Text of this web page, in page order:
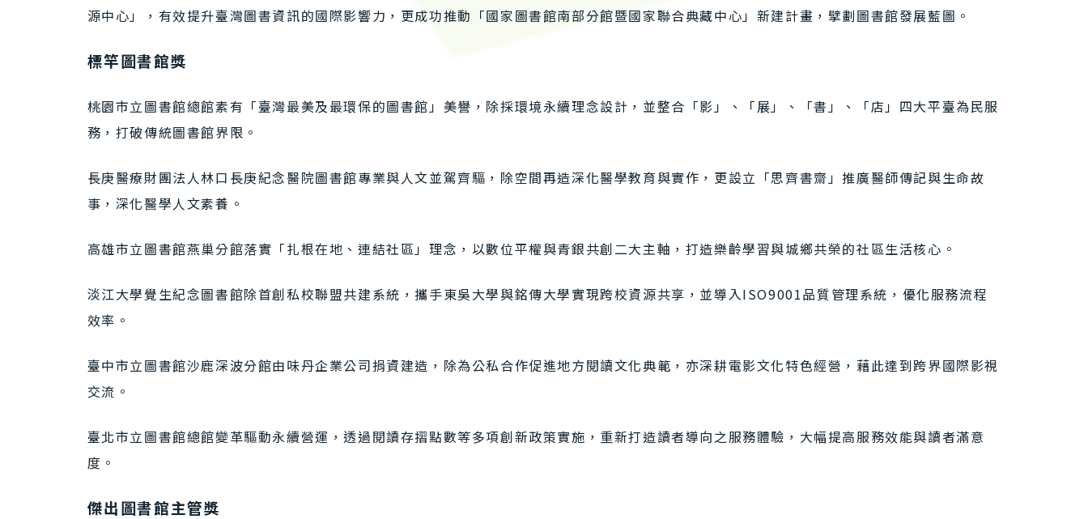
源中心」，有效提升臺灣圖書資訊的國際影響力，更成功推動「國家圖書館南部分館暨國家聯合典藏中心」新建計畫，擘劃圖書館發展藍圖。
標竿圖書館獎
桃園市立圖書館總館素有「臺灣最美及最環保的圖書館」美譽，除採環境永續理念設計，並整合「影」、「展」、「書」、「店」四大平臺為民服
務，打破傳統圖書館界限。
長庚醫療財團法人林口長庚紀念醫院圖書館專業與人文並駕齊驅，除空間再造深化醫學教育與實作，更設立「思齊書齋」推廣醫師傳記與生命故
事，深化醫學人文素養。
高雄市立圖書館燕巢分館落實「扎根在地、連結社區」理念，以數位平權與青銀共創二大主軸，打造樂齡學習與城鄉共榮的社區生活核心。
淡江大學覺生紀念圖書館除首創私校聯盟共建系統，攜手東吳大學與銘傳大學實現跨校資源共享，並導入ISO9001品質管理系統，優化服務流程
效率。
臺中市立圖書館沙鹿深波分館由味丹企業公司捐資建造，除為公私合作促進地方閱讀文化典範，亦深耕電影文化特色經營，藉此達到跨界國際影視
交流。
臺北市立圖書館總館變革驅動永續營運，透過閱讀存摺點數等多項創新政策實施，重新打造讀者導向之服務體驗，大幅提高服務效能與讀者滿意
度。
傑出圖書館主管獎